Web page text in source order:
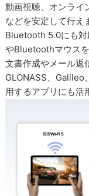
動画視聴、オンライ
などを安定して行え
Bluetooth 5.0にも
やBluetoothマウス
文書作成やメール返
GLONASS、Galileo
用するアプリにも活